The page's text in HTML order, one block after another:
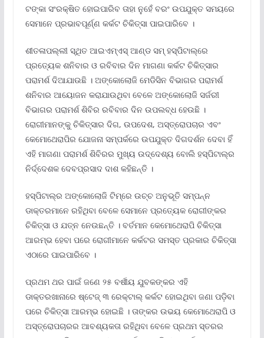
ଟଙ୍କା ସଂରକ୍ଷିତ ହୋଇପାରିବ ତାହା ନୁହେଁ ବରଂ ଉପଯୁକ୍ତ ସମୟରେ
ସେମାନେ ପ୍ରଭାବପୂର୍ଣ୍ଣ କର୍କଟ ଚିକିତ୍ସା ପାଇପାରିବେ ।
ଶୀତଳାପଲ୍ଲୀ ସ୍ଥିତ ଆଇଏମ୍‌ଏସ୍ ଆଣ୍ଡ ସମ୍ ହସ୍ପିଟାଲ୍‌ରେ
ପ୍ରତ୍ୟେକ ଶନିବାର ଓ ରବିବାର ଦିନ ମାଗଣା କର୍କଟ ଚିକିତ୍ସାର
ପରାମର୍ଶ ଦିଆଯାଉଛି । ଅଙ୍କୋଲୋଜି ମେଡିସିନ ବିଭାଗର ପରାମର୍ଶ
ଶନିବାର ଆୟୋଜନ କରାଯାଉଥିବା ବେଳେ ଅଙ୍କୋଲୋଜି ସର୍ଜରୀ
ବିଭାଗର ପରାମର୍ଶ ଶିବିର ରବିବାର ଦିନ ଉପଲବ୍ଧ ହେଉଛି ।
ରୋଗୀମାନଙ୍କୁ ଚିକିତ୍ସାର ଦିଗ, ଉପଦେଶ, ଅସ୍ତ୍ରୋପଚାର ଏବଂ
କେମୋଥେରାପିର ଯୋଜନା ସମ୍ପର୍କରେ ଉପଯୁକ୍ତ ଦିଗଦର୍ଶନ ଦେବା ହିଁ
ଏହି ମାଗଣା ପରାମର୍ଶ ଶିବିରର ମୁଖ୍ୟ ଉଦ୍ଦେଶ୍ୟ ବୋଲି ହସ୍ପିଟାଲ୍‌ର
ନିର୍ଦ୍ଦେଶକ ଦେବପ୍ରସାଦ ଦାଶ କହିଛନ୍ତି ।
ହସ୍ପିଟାଲ୍‌ର ଅଙ୍କୋଲୋଜି ଟିମ୍‌ରେ ଉଚ୍ଚ ଅନୁଭୂତି ସମ୍ପନ୍ନ
ଡାକ୍ତରମାନେ ରହିଥିବା ବେଳେ ସେମାନେ ପ୍ରତ୍ୟେକ ରୋଗୀଙ୍କର
ଚିକିତ୍ସା ଓ ଯତ୍ନ ନେଉଛନ୍ତି । ବର୍ତମାନ କେମୋଥେରାପି ଚିକିତ୍ସା
ଆରମ୍ଭ ହେବା ପରେ ରୋଗୀମାନେ କର୍କଟର ସମସ୍ତ ପ୍ରକାର ଚିକିତ୍ସା
ଏଠାରେ ପାଇପାରିବେ ।
ପ୍ରଥମ ଥର ପାଇଁ ଜଣେ ୨୫ ବର୍ଷୀୟ ଯୁବକଙ୍କର ଏହି
ଡାକ୍ତରଖାନାରେ ଷ୍ଟେଜ୍ ୩ ରେକ୍ଟାଲ୍ କର୍କଟ ହୋଇଥିବା ଜଣା ପଡ଼ିବା
ପରେ ଚିକିତ୍ସା ଆରମ୍ଭ ହୋଇଛି । ତାଙ୍କର ଉଭୟ କେମୋଥେରାପି ଓ
ଅସ୍ତ୍ରୋପଚାରର ଆବଶ୍ୟକତା ରହିଥିବା ବେଳେ ପ୍ରଥମ ସ୍ତରର